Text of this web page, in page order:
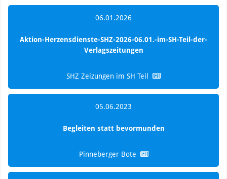
06.01.2026
Aktion-Herzensdienste-SHZ-2026-06.01.-im-SH-Teil-der-
Verlagszeitungen
SHZ Zeizungen im SH Teil
05.06.2023
Begleiten statt bevormunden
Pinneberger Bote